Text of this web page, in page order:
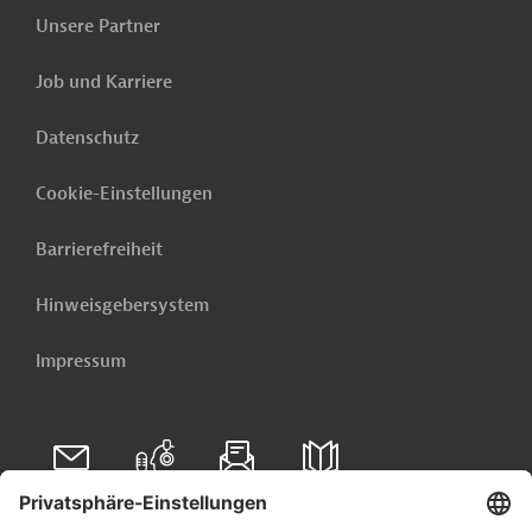
Unsere Partner
Job und Karriere
Datenschutz
Cookie-Einstellungen
Barrierefreiheit
Hinweisgebersystem
Impressum